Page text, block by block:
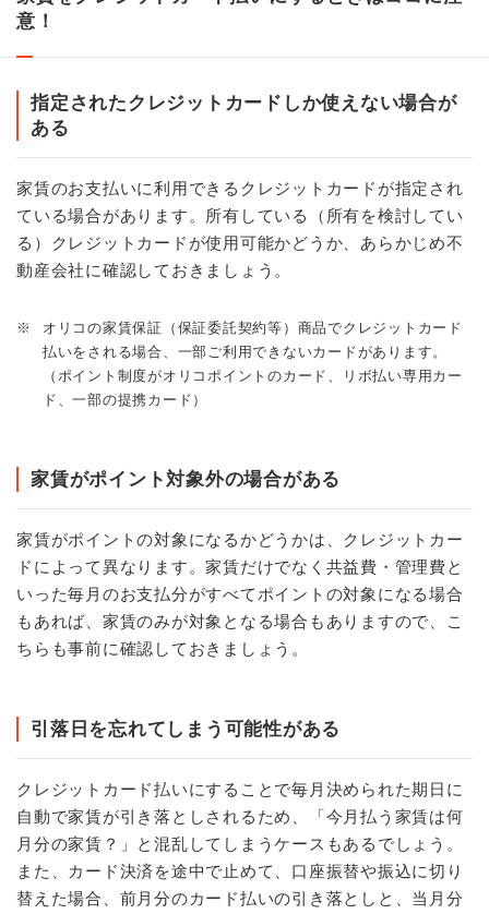
意！
指定されたクレジットカードしか使えない場合が
ある
家賃のお支払いに利用できるクレジットカードが指定され
ている場合があります。所有している（所有を検討してい
る）クレジットカードが使用可能かどうか、あらかじめ不
動産会社に確認しておきましょう。
※
オリコの家賃保証（保証委託契約等）商品でクレジットカード
払いをされる場合、一部ご利用できないカードがあります。
（ポイント制度がオリコポイントのカード、リボ払い専用カー
ド、一部の提携カード）
家賃がポイント対象外の場合がある
家賃がポイントの対象になるかどうかは、クレジットカー
ドによって異なります。家賃だけでなく共益費・管理費と
いった毎月のお支払分がすべてポイントの対象になる場合
もあれば、家賃のみが対象となる場合もありますので、こ
ちらも事前に確認しておきましょう。
引落日を忘れてしまう可能性がある
クレジットカード払いにすることで毎月決められた期日に
自動で家賃が引き落としされるため、「今月払う家賃は何
月分の家賃？」と混乱してしまうケースもあるでしょう。
また、カード決済を途中で止めて、口座振替や振込に切り
替えた場合、前月分のカード払いの引き落としと、当月分